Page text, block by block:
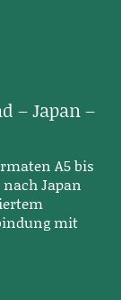
– Japan –
A5 bis
Japan
mit